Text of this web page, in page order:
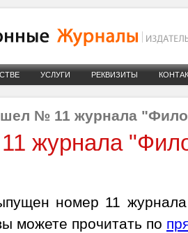
УСЛУГИ РЕКВИЗИТЫ
№ 11 журнала
журнала
номер 11
можете прочитать по